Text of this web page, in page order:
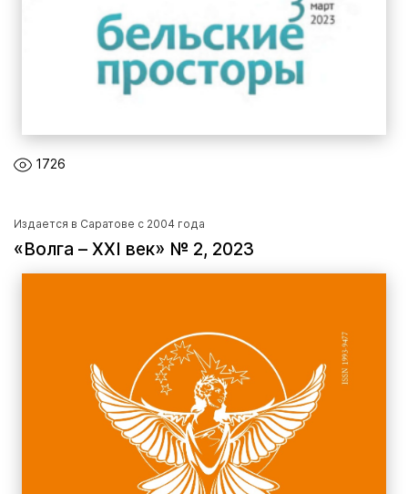
1726
Издается в Саратове с 2004 года
«Волга – XXI век» № 2, 2023